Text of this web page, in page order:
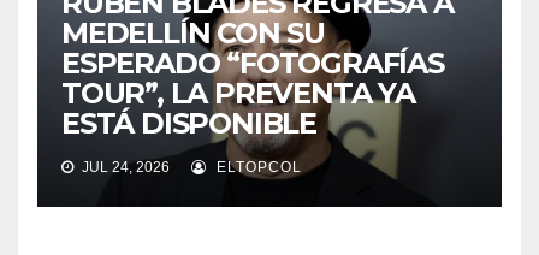
MEDELLÍN CON SU
ESPERADO “FOTOGRAFÍAS
TOUR”, LA PREVENTA YA
ESTÁ DISPONIBLE
JUL 24, 2026 ELTOPCOL